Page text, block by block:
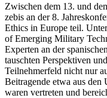
Zwischen dem 13. und
zebis an der 8.
Ethics in Europe teil.
of Emerging Military
Experten an der
tauschten Perspektiven
Teilnehmerfeld nicht nur
Beitragende etwa aus
waren vertreten und